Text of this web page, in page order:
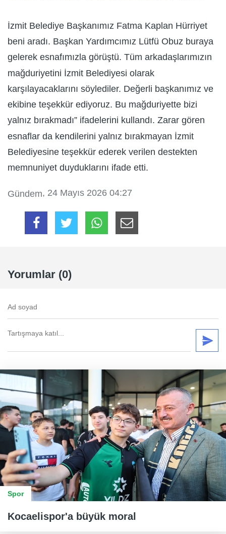
İzmit Belediye Başkanımız Fatma Kaplan Hürriyet
beni aradı. Başkan Yardımcımız Lütfü Obuz buraya
gelerek esnafımızla görüştü. Tüm arkadaşlarımızın
mağduriyetini İzmit Belediyesi olarak
karşılayacaklarını söylediler. Değerli başkanımız ve
ekibine teşekkür ediyoruz. Bu mağduriyette bizi
yalnız bırakmadı” ifadelerini kullandı. Zarar gören
esnaflar da kendilerini yalnız bırakmayan İzmit
Belediyesine teşekkür ederek verilen destekten
memnuniyet duyduklarını ifade etti.
Gündem, 24 Mayıs 2026 04:27
Yorumlar (0)
Spor
Kocaelispor'a büyük moral